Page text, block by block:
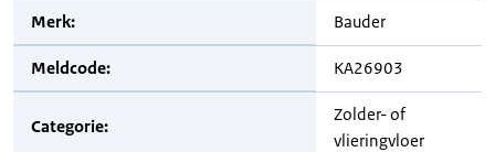
Merk: Bauder
Meldcode: KA26903
Categorie:
Zolder- of
vlieringvloer